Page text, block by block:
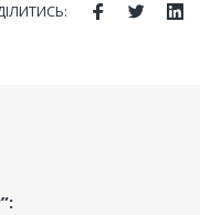
FacebookTwitter